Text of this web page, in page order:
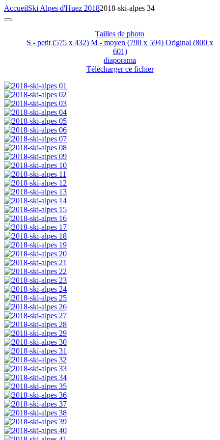
AccueilSki Alpes d'Huez 20182018-ski-alpes 34
Tailles de photo
S - petit (575 x 432) M - moyen (790 x 594) Original (800 x
601)
diaporama
Télécharger ce fichier